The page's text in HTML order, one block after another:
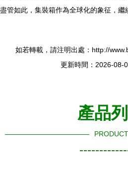
盡管如此，集裝箱作為全球化的象征，繼
如若轉載，請注明出處：http://
更新時間：2026-08-
產品
PRODUCT